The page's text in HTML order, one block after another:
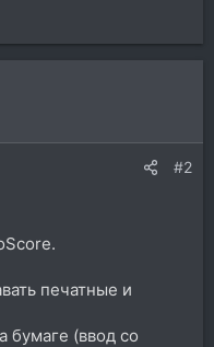
#2
печатные и
бумаге (ввод со